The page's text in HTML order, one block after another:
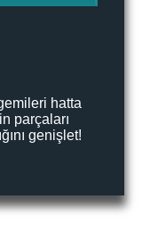
hatta
parçaları
genişlet!